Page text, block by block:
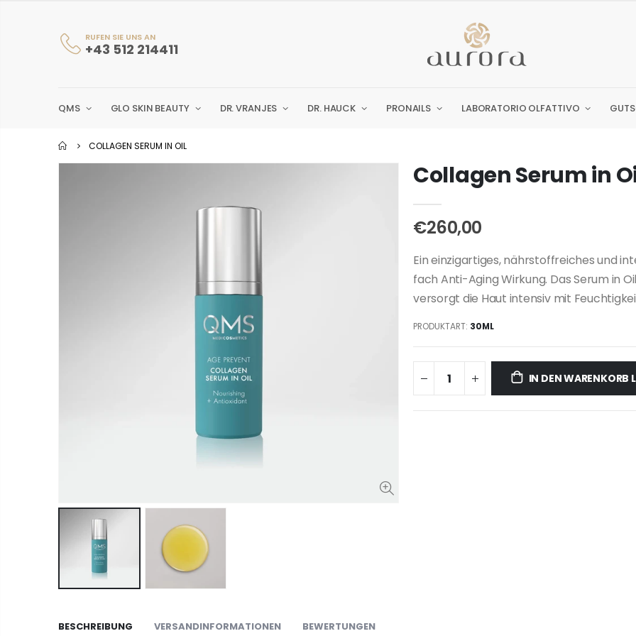
RUFEN SIE UNS AN
+43 512 214411
QMS GLO SKIN BEAUTY DR. VRANJES DR. HAUCK PRONAILS LABORATORIO OLFATTIVO
COLLAGEN SERUM IN OIL
Collagen Serum in
€260,00
Ein einzigartiges, nährstoffreiches und
fach Anti-Aging Wirkung. Das Serum in
versorgt die Haut intensiv mit
PRODUKTART: 30ML
IN DEN WARENKORB
BESCHREIBUNG VERSANDINFORMATIONEN BEWERTUNGEN